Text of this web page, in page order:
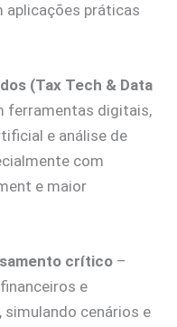
aplicações práticas
(Tax Tech & Data
ferramentas digitais,
e análise de
com
e maior
crítico –
e
simulando cenários e